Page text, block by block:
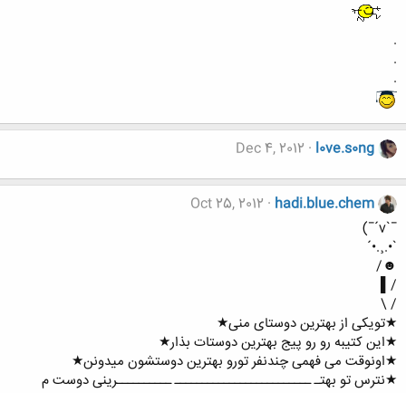
.
.
.
l0ve.s0ng
Dec 4, 2012
hadi.blue.chem
Oct 25, 2012
¯`v´¯)
`•.¸.•´
☻/
/▌
/ \
★تویکی از بهترین دوستای منی★
★این کتیبه رو رو پیج بهترین دوستات بذار★
★اونوقت می فهمی چندنفر تورو بهترین دوستشون میدونن★
★نترس تو بهتـ ـــــــــــــــــــــــــ ــــــــــرینی دوست م